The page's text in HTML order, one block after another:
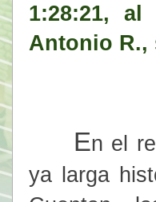
1:28:21,
Antonio R.,
En el
ya larga